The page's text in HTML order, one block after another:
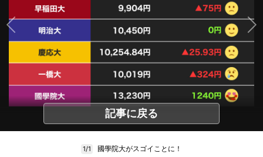
記事に戻る
1/1 國學院大がスゴイことに！